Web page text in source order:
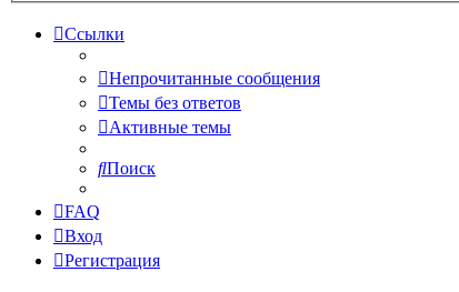
Ссылки
Непрочитанные сообщения
Темы без ответов
Активные темы
Поиск
FAQ
Вход
Регистрация